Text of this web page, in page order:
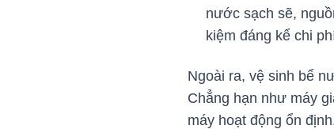
nước sạch sẽ,
kiệm đáng kể chi
Ngoài ra, vệ sinh bể
Chẳng hạn như máy
máy hoạt động ổn